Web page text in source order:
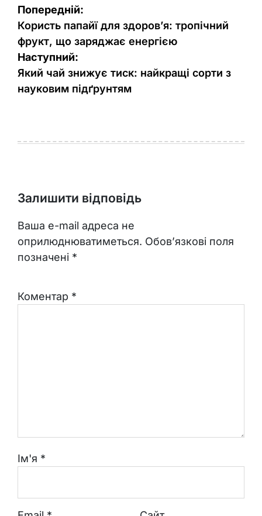
Навігація
записів
Попередній:
Користь папайї для здоров’я: тропічний
фрукт, що заряджає енергією
Наступний:
Який чай знижує тиск: найкращі сорти з
науковим підґрунтям
Залишити відповідь
Ваша e-mail адреса не
оприлюднюватиметься. Обов’язкові поля
позначені *
Коментар *
Ім'я *